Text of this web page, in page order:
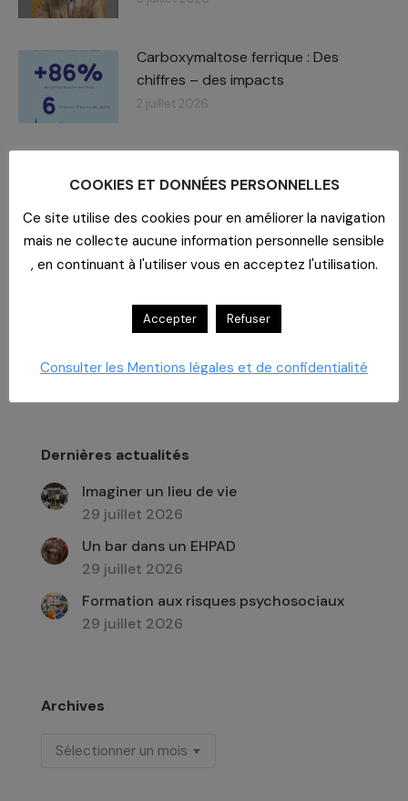
Carboxymaltose ferrique : Des
chiffres – des impacts​
2 juillet 2026
du goût et du sens
:
Dernières actualités
Imaginer un lieu de vie
29 juillet 2026
Un bar dans un EHPAD
29 juillet 2026
Formation aux risques psychosociaux
29 juillet 2026
Archives
Archives
COOKIES ET DONNÉES PERSONNELLES
Ce site utilise des cookies pour en améliorer la navigation
mais ne collecte aucune information personnelle sensible
, en continuant à l'utiliser vous en acceptez l'utilisation.
Accepter Refuser
Consulter les Mentions légales et de confidentialité